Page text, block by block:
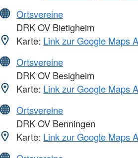
Ortsvereine
DRK OV Bietigheim
Karte: Link zur Google Maps
Ortsvereine
DRK OV Besigheim
Karte: Link zur Google Maps
Ortsvereine
DRK OV Benningen
Karte: Link zur Google Maps